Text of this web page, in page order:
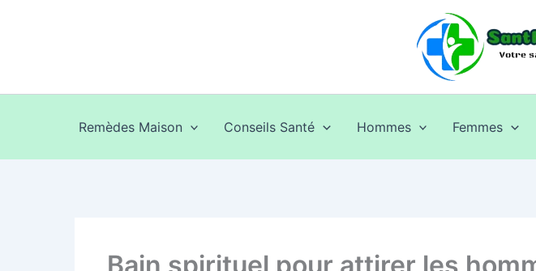
Remèdes Maison Conseils Santé Hommes Femmes